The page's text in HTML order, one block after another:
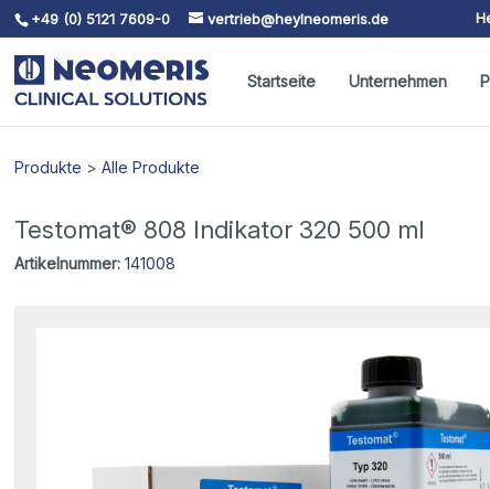
Skip To Content
+49 (0) 5121 7609-0 vertrieb@heylneomeris.de
Startseite Unternehmen
Produkte >Alle Produkte
Testomat® 808 Indikator 320 500 ml
Artikelnummer: 141008